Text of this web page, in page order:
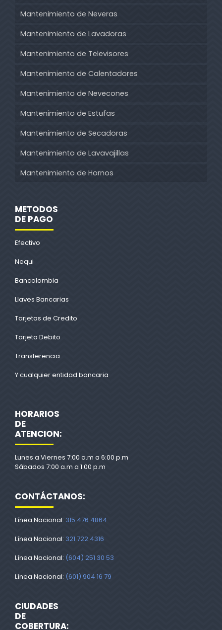
Mantenimiento de Neveras
Mantenimiento de Lavadoras
Mantenimiento de Televisores
Mantenimiento de Calentadores
Mantenimiento de Nevecones
Mantenimiento de Estufas
Mantenimiento de Secadoras
Mantenimiento de Lavavajillas
Mantenimiento de Hornos
METODOS
DE PAGO
Efectivo
Nequi
Bancolombia
Llaves Bancarias
Tarjetas de Credito
Tarjeta Debito
Transferencia
Y cualquier entidad bancaria
HORARIOS
DE
ATENCION:
Lunes a Viernes 7:00 a.m a 6:00 p.m
Sábados 7:00 a.m a 1:00 p.m
CONTÁCTANOS:
Línea Nacional: 315 476 4864
Línea Nacional: 321 722 4316
Línea Nacional: (604) 251 30 53
Línea Nacional: (601) 904 16 79
CIUDADES
DE
COBERTURA: